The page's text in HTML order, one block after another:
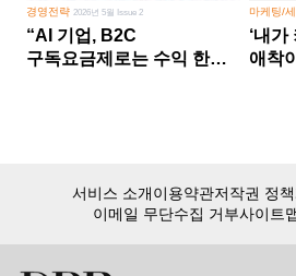
경영전략 2026년 5월 Issue 2
“AI 기업, B2C
구독요금제로는 수익 한계
마케팅/
‘내가
애착
서비스 소개이용약관저작권 정책
이메일 무단수집 거부사이트